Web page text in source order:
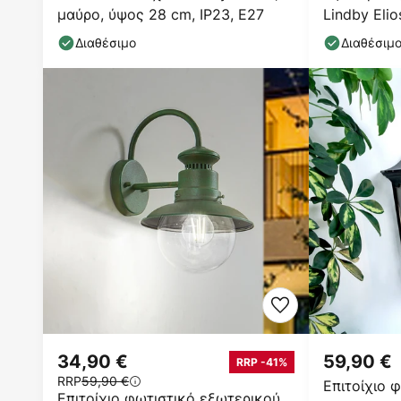
μαύρο, ύψος 28 cm, IP23, E27
Διαθέσιμο
Lindby
φανάρι
Διαθέσιμο
34,90 € RRP -41%
RRP59,90 €
Επιτοίχιο
59,90 €